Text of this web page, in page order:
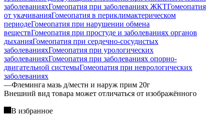
заболеванияхГомеопатия при заболеваниях ЖКТГомеопатия
от укачиванияГомеопатия в периклимактерическом
периодеГомеопатия при нарушении обмена
веществГомеопатия при простуде и заболеваниях органов
дыханияГомеопатия при сердечно-сосудистых
заболеванияхГомеопатия при урологических
заболеванияхГомеопатия при заболеваниях опорно-
двигательной системыГомеопатия при неврологических
заболеваниях
—Флеминга мазь д/местн и наруж прим 20г
Bнешний вид товара может отличаться от изображённого
В избранное